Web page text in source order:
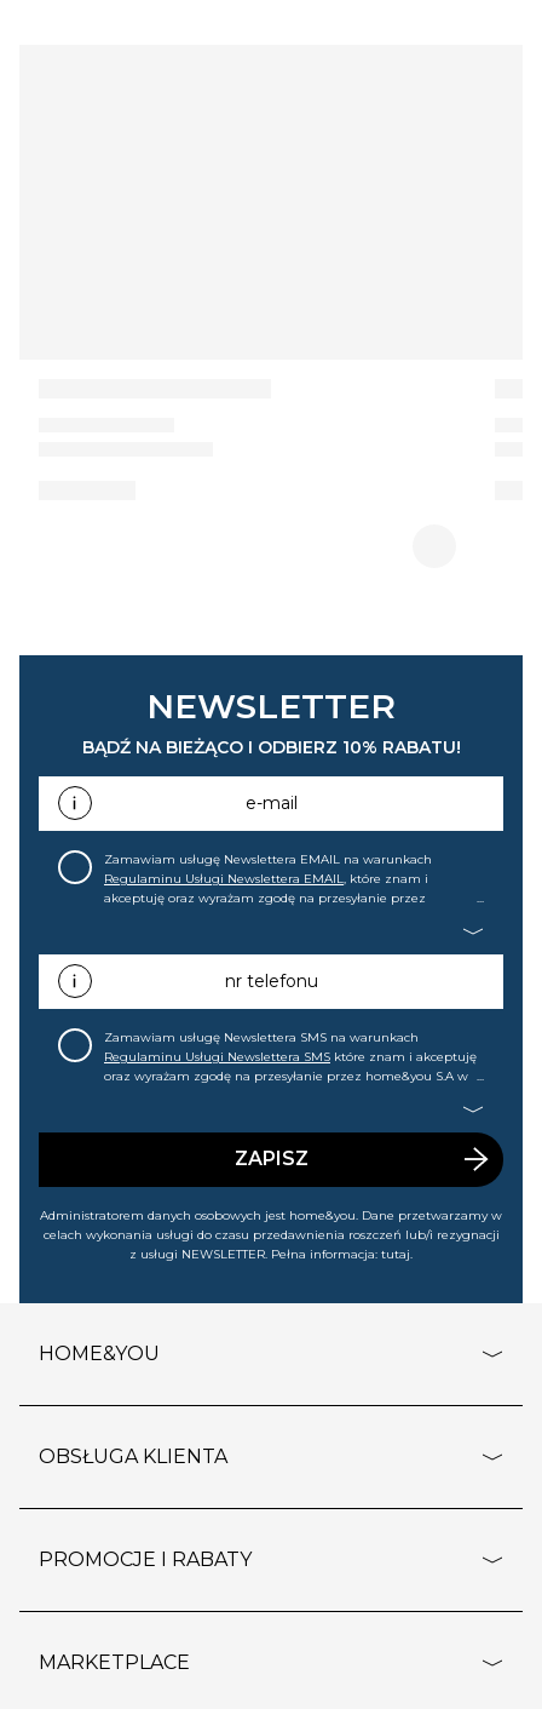
NEWSLETTER
BĄDŹ NA BIEŻĄCO I ODBIERZ 10% RABATU!
e-mail
Zamawiam usługę Newslettera EMAIL na warunkach
Regulaminu Usługi Newslettera EMAIL, które znam i
akceptuję oraz wyrażam zgodę na przesyłanie przez
promocjach, wyprzedażach). Wiem, że mogę tę zgodę w
każdej chwili cofnąć.nr telefonu
Zamawiam usługę Newslettera SMS na warunkach
Regulaminu Usługi Newslettera SMS które znam i akceptuję
oraz wyrażam zgodę na przesyłanie przez home&you S.A w
wyprzedażach). Wiem, że mogę tę zgodę w każdej chwili
ZAPISZ
Administratorem danych osobowych jest home&you. Dane przetwarzamy w
celach wykonania usługi do czasu przedawnienia roszczeń lub/i rezygnacji
z usługi NEWSLETTER. Pełna informacja: tutaj.
HOME&YOU
o firmie
polityka prywatności
kontakt
OBSŁUGA KLIENTA
dostawy i płatność
wypis z subskrypcji
PROMOCJE I RABATY
outlet
MARKETPLACE